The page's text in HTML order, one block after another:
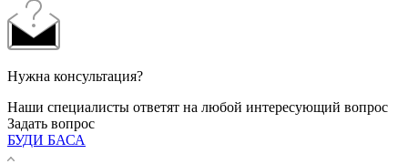
Нужна консультация?
Наши специалисты ответят на любой интересующий вопрос
Задать вопрос
БУДИ БАСА